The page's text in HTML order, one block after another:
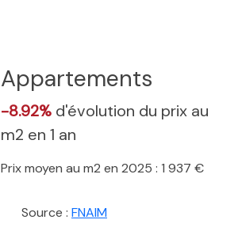
Appartements
-8.92% d'évolution du prix au
m2 en 1 an
Prix moyen au m2 en 2025 : 1 937 €
Source : FNAIM